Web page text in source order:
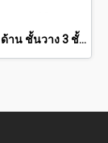
ตู้แช่กระจก 4 ด้าน ชั้นวาง 3 ชั้น SANDEN 3.3 คิว SAG-0905